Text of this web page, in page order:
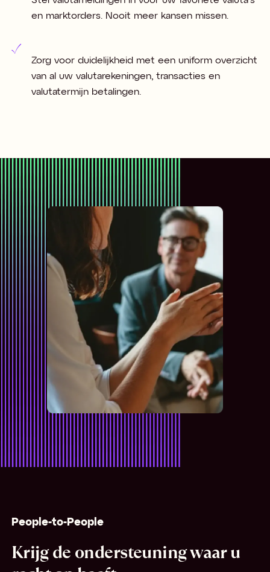
en marktorders. Nooit meer kansen missen.
Zorg voor duidelijkheid met een uniform overzicht
van al uw valutarekeningen, transacties en
valutatermijn betalingen.
People-to-People
Krijg de ondersteuning waar u